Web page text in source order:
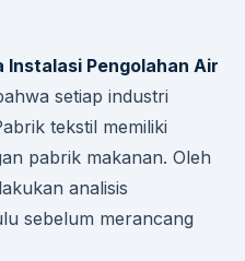
Instalasi Pengolahan Air
setiap industri
tekstil memiliki
pabrik makanan. Oleh
analisis
sebelum merancang